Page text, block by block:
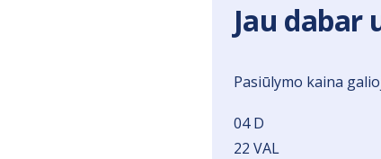
Jau dabar
Pasiūlymo kaina
04 D
22 VAL